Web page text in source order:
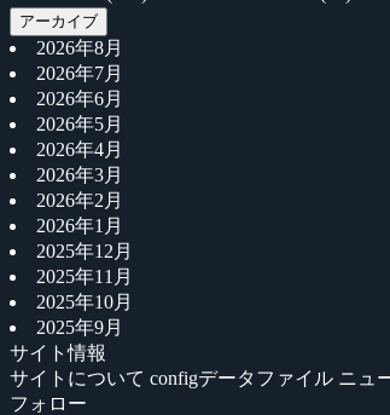
アーカイブ
2026年8月
2026年7月
2026年6月
2026年5月
2026年4月
2026年3月
2026年2月
2026年1月
2025年12月
2025年11月
2025年10月
2025年9月
サイト情報
サイトについて configデータファイル ニュ
フォロー